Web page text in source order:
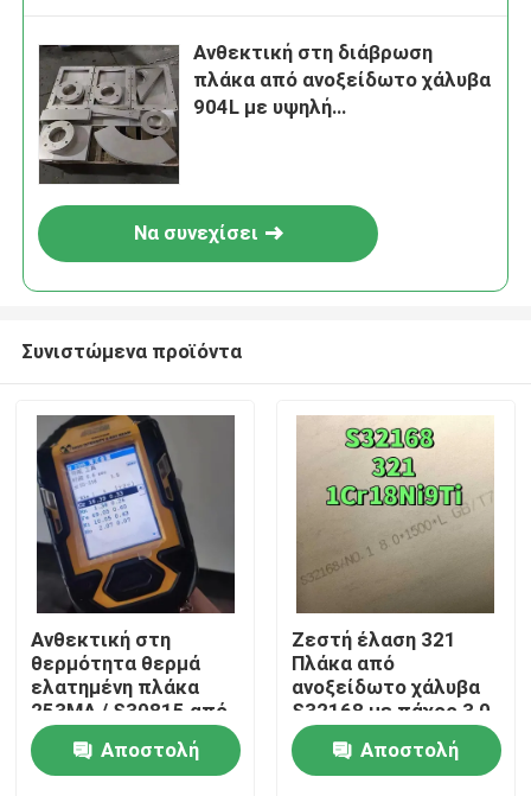
Σπίτι
Προϊόντα
Ανθεκτική στη διάβρωση
πλάκα από ανοξείδωτο χάλυβα
904L με υψηλή
Να συνεχίσει
Συνιστώμενα προϊόντα
Ανθεκτική στη
θερμότητα θερμά
ελατημένη πλάκα
253MA / S30815 από
ανοξείδωτο χάλυβα
με επιφάνεια
αλάτισης
Αποστολή
Ζεστή έλαση 321
Πλάκα από
ανοξείδωτο χάλυβα
S32168 με πάχος 3,0
- 80,0 mm και αντοχή
στη διάβρωση
Αποστολή